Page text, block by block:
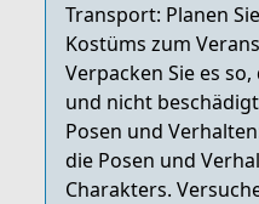
Transport: Planen
Kostüms zum
Verpacken Sie es
und nicht
Posen und
die Posen und
Charakters.